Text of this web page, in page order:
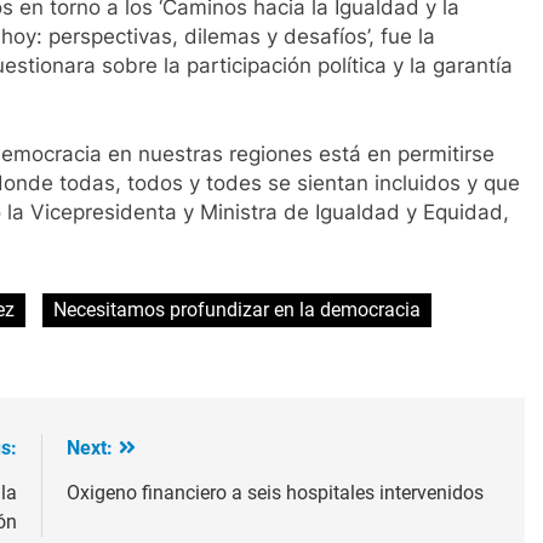
torno a los ‘Caminos hacia la Igualdad y la
perspectivas, dilemas y desafíos’, fue la
sobre la participación política y la garantía
en nuestras regiones está en permitirse
todas, todos y todes se sientan incluidos y que
Vicepresidenta y Ministra de Igualdad y Equidad,
Necesitamos profundizar en la democracia
Next:
Oxigeno financiero a seis hospitales intervenidos